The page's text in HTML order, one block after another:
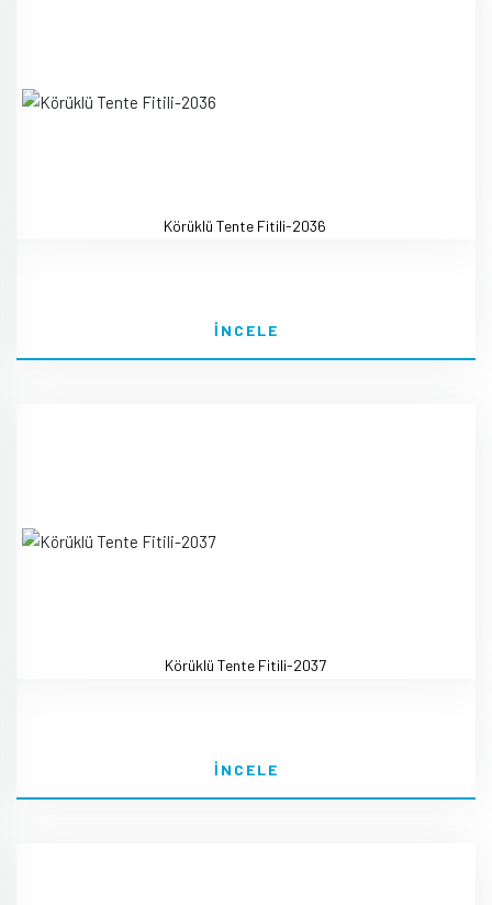
Körüklü Tente Fitili-2036
İNCELE
Körüklü Tente Fitili-2037
İNCELE